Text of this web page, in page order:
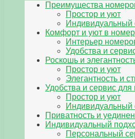
Преимущества
Простор и уют
Индивидуальный
Комфорт и уют в
Интерьер
Удобства и
Роскошь и
Простор и уют
Элегантность и
Удобства и сервис
Простор и уют
Индивидуальный
Приватность и
Индивидуальный
Персональный